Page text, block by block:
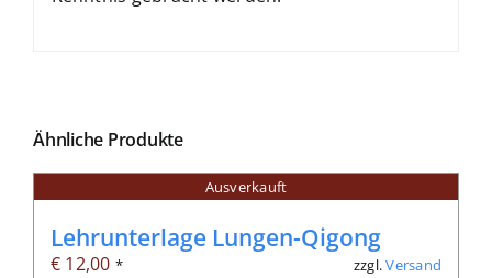
Ähnliche Produkte
Ausverkauft
Lehrunterlage Lungen-Qigong
€ 12,00 * zzgl.Versand